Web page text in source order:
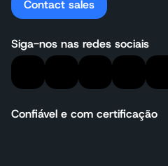
Contact sales
Siga-nos nas redes sociais
Confiável e com certificação